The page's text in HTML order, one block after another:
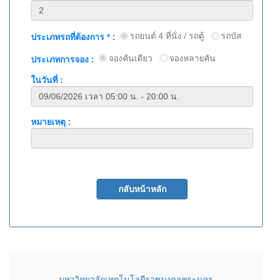
ประเภทรถที่ต้องการ * : รถยนต์ 4 ที่นั่ง / รถตู้ รถบัส
ประเภทการจอง : จองคันเดียว จองหลายคัน
ในวันที่ :
หมายเหตุ :